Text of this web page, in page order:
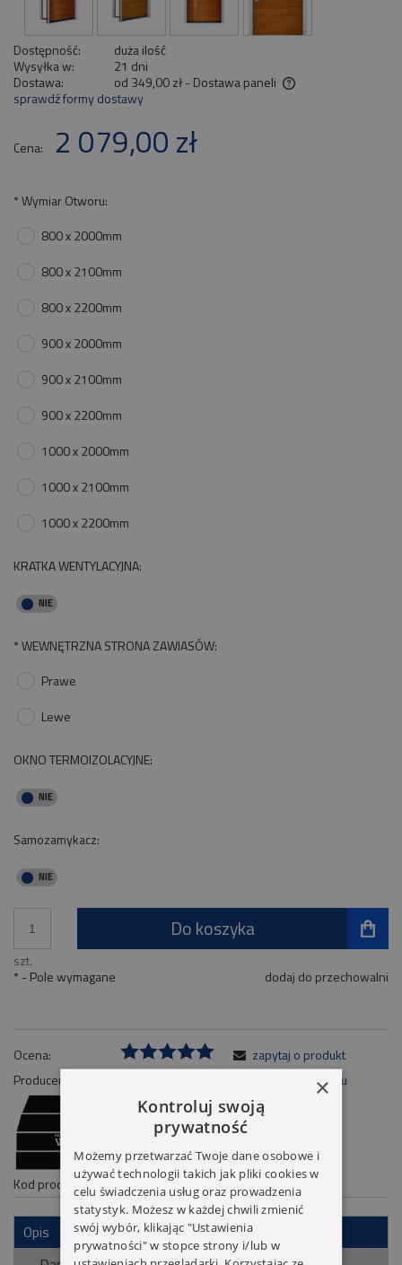
Dostępność:
duża ilość
Wysyłka w:
21 dni
Dostawa:
od 349,00 zł - Dostawa paneli
Cena nie zawiera ewentualnych kosztów płatności
sprawdź formy dostawy
Cena: 2 079,00 zł
*Wymiar Otworu:
800 x 2000mm
800 x 2100mm
800 x 2200mm
900 x 2000mm
900 x 2100mm
900 x 2200mm
1000 x 2000mm
1000 x 2100mm
1000 x 2200mm
KRATKA WENTYLACYJNA:
*WEWNĘTRZNA STRONA ZAWIASÓW:
Prawe
Lewe
OKNO TERMOIZOLACYJNE:
Samozamykacz:
szt.
Do koszyka
dodaj do przechowalni
* - Pole wymagane
Ocena:
Producent:
Kod produktu: DPC40ZD
zapytaj o produkt
poleć znajomemu
dodaj opinię
Opis
×
Kontroluj swoją
prywatność
Możemy przetwarzać Twoje dane osobowe i
używać technologii takich jak pliki cookies w
celu świadczenia usług oraz prowadzenia
statystyk. Możesz w każdej chwili zmienić
swój wybór, klikając "Ustawienia
prywatności" w stopce strony i/lub w